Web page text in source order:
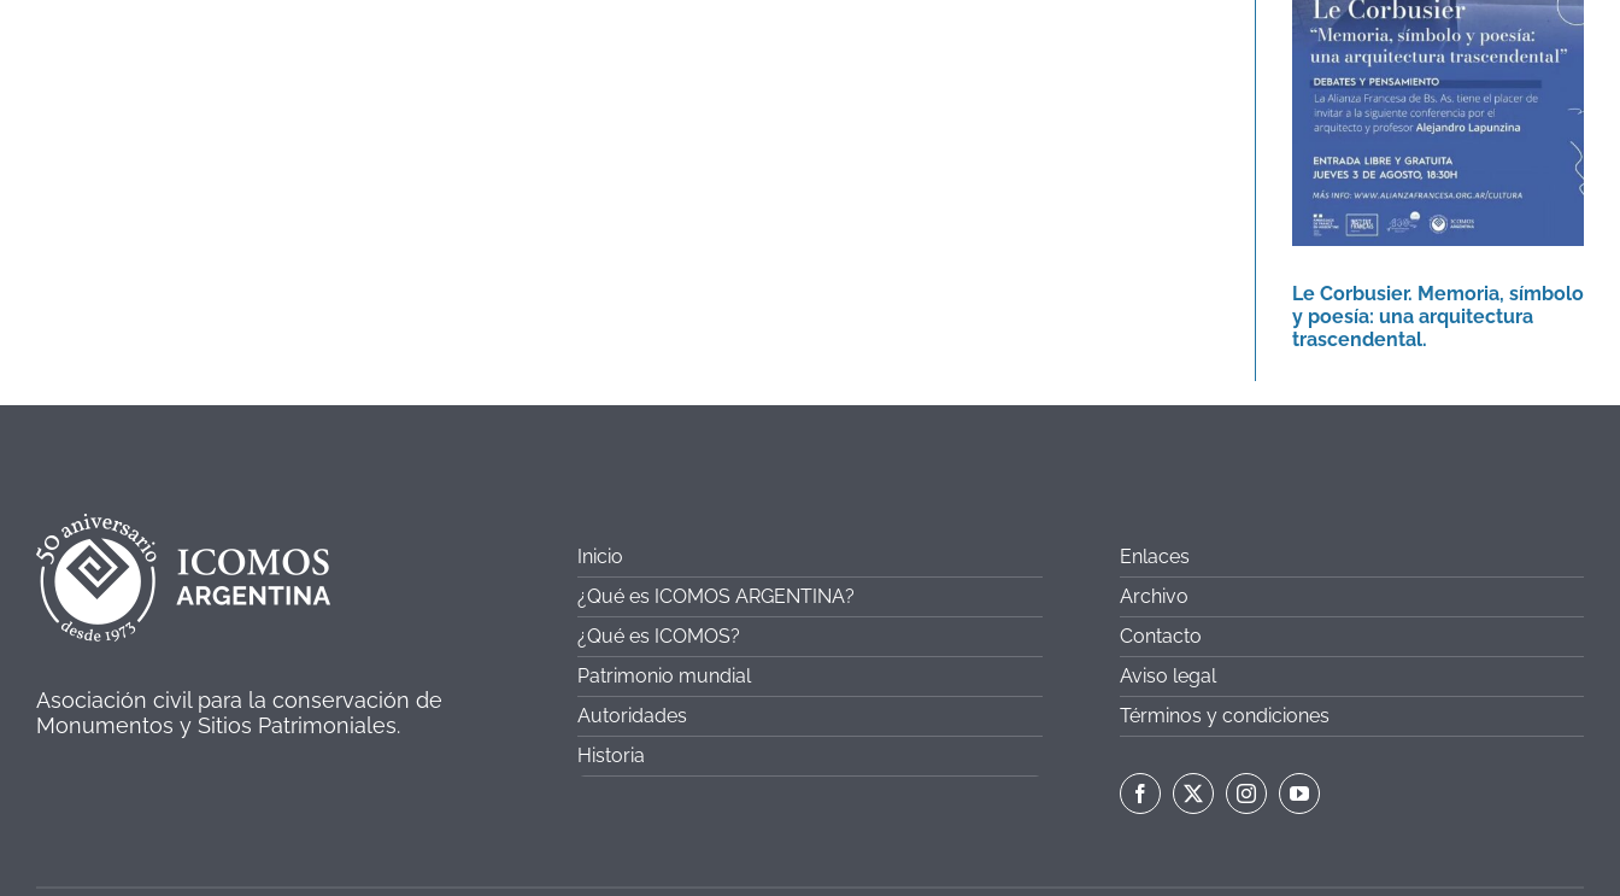
Le Corbusier. Memoria,
símbolo y poesía: una
arquitectura
trascendental.
Agenda
Le Corbusier. Memoria, símbolo
y poesía: una arquitectura
trascendental.
Asociación civil para la conservación de
Monumentos y Sitios Patrimoniales.
Inicio
¿Qué es ICOMOS ARGENTINA?
¿Qué es ICOMOS?
Patrimonio mundial
Autoridades
Historia
Enlaces
Archivo
Contacto
Aviso legal
Términos y condiciones